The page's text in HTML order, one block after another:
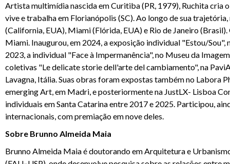
Artista multimídia nascida em Curitiba (PR, 1979), Ruchita cria
vive e trabalha em Florianópolis (SC). Ao longo de sua
(California, EUA), Miami (Flórida, EUA) e Rio de Janeiro
Miami. Inaugurou, em 2024, a exposição individual "Estou/
2023, a individual "Face à Impermanência", no Museu da
coletivas "Le delicate storie dell'arte del cambiamento", na
Lavagna, Itália. Suas obras foram expostas também no Labora
emerging Art, em Madri, e posteriormente na JustLX- Lisboa
individuais em Santa Catarina entre 2017 e 2025. Participou,
internacionais, com premiação em nove deles.
Sobre Brunno Almeida Maia
Brunno Almeida Maia é doutorando em Arquitetura e